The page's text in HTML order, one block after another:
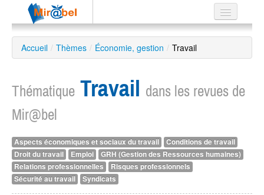
Le réseau
Soutien
Recherche
avancée
EN
ES
Accueil / Thèmes / Économie, gestion / Travail
Thématique Travail dans les revues de
Mir@bel
Aspects économiques et sociaux du travail
Conditions de travail
Droit du travail
Emploi
GRH (Gestion des Ressources humaines)
Relations professionnelles
Risques professionnels
Sécurité au travail
Syndicats